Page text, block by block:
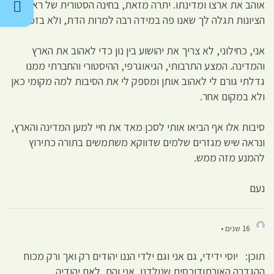
אוהב את ארצו ומדינתו. יתרה מזאת, בחינה הסטורית של ראשית
הציונות תגלה לך שאנו פה במידה רבה למרות הדת, ולא בזכותה.
אני, כחילוני, לא צריך את יהושוע בין נון כדי לאהוב את הארץ
והמדינה. המצע התרבותי, הגיאוגרפי, ההיסטורי והחברתי ממנו
גדלתי גורם לי לאהוב אותן ומספק לי את הסיבות למה מקומי כאן
ולא במקום אחר.
סיבות אלו אף הביאו אותי לסכן מאד את חיי למען המדינה והארץ,
ונראה שיש מגזרים שלמים שדווקא משתמשים בתורה כתירוץ
להמנע מזה ממש.
נעם
16 שנים •
תוכן: יוסי ידידי, גם אני וגם ילדי הננו יהודים רק ואך ורק מכוח